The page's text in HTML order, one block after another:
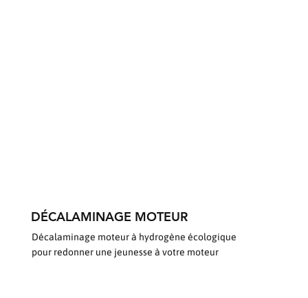
DÉCALAMINAGE MOTEUR
Décalaminage moteur à hydrogène écologique
pour redonner une jeunesse à votre moteur